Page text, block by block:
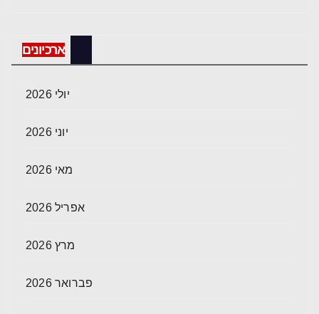
ארכיונים
יולי 2026
יוני 2026
מאי 2026
אפריל 2026
מרץ 2026
פברואר 2026